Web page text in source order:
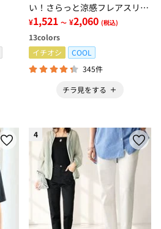
い！さらっと涼感フレアスリー
ブブラウス
¥1,521 ～ ¥2,060 (税込)
13colors
イチオシ
COOL
345件
チラ見をする
4